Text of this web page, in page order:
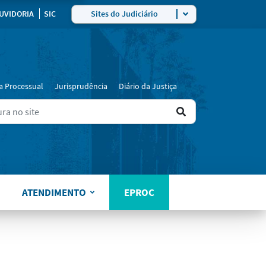
SIC Sites do Judiciário
Processual Jurisprudência Diário da Justiça
Ir
resultado
ATENDIMENTO EPROC